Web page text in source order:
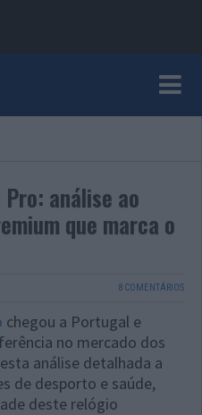
Pro: análise ao
que marca o
8 COMENTÁRIOS
chegou a Portugal e
no mercado dos
análise detalhada a
de desporto e saúde,
deste relógio